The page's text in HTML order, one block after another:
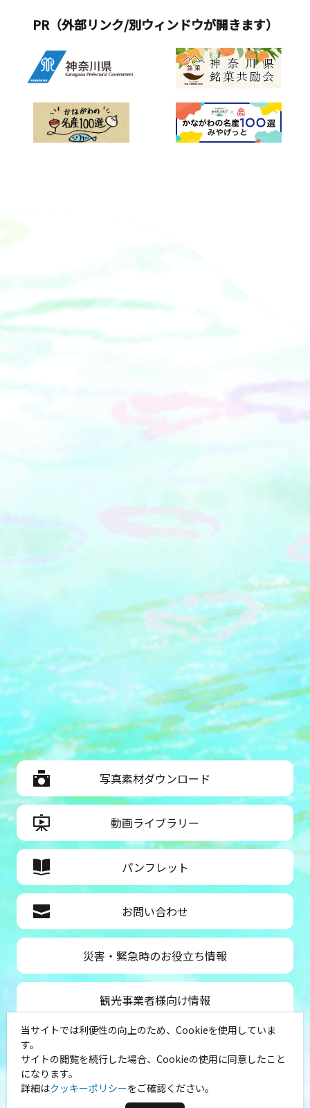
PR（外部リンク/別ウィンドウが開きます）
写真素材ダウンロード
動画ライブラリー
パンフレット
お問い合わせ
災害・緊急時のお役立ち情報
観光事業者様向け情報
公益社団法人神奈川県観光協会
〒231-8521
神奈川県横浜市中区山下町１
（シルクセンター内）
当サイトでは利便性の向上のため、Cookieを使用していま
す。
サイトの閲覧を続行した場合、Cookieの使用に同意したこと
になります。
詳細はクッキーポリシーをご確認ください。